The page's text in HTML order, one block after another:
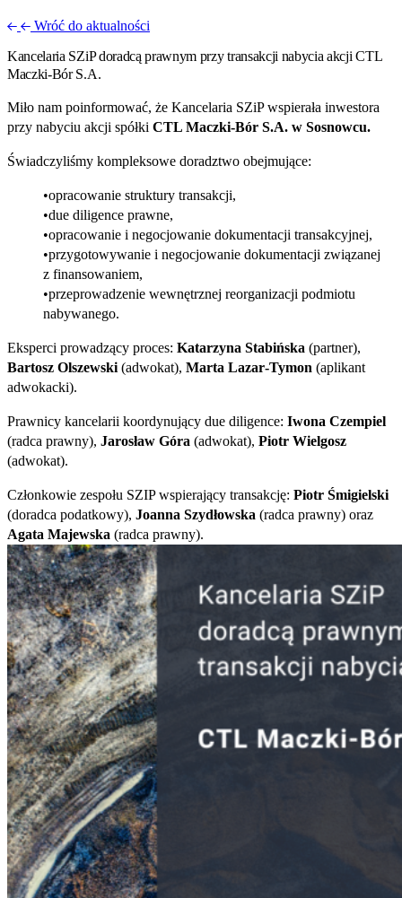
Wróć do aktualności
Kancelaria SZiP doradcą prawnym przy transakcji nabycia akcji CTL
Maczki‑Bór S.A.
Miło nam poinformować, że Kancelaria SZiP wspierała inwestora
przy nabyciu akcji spółki CTL Maczki‑Bór S.A. w Sosnowcu.
Świadczyliśmy kompleksowe doradztwo obejmujące:
opracowanie struktury transakcji,
due diligence prawne,
opracowanie i negocjowanie dokumentacji transakcyjnej,
przygotowywanie i negocjowanie dokumentacji związanej
z finansowaniem,
przeprowadzenie wewnętrznej reorganizacji podmiotu
nabywanego.
Eksperci prowadzący proces: Katarzyna Stabińska (partner),
Bartosz Olszewski (adwokat), Marta Lazar‑Tymon (aplikant
adwokacki).
Prawnicy kancelarii koordynujący due diligence: Iwona Czempiel
(radca prawny), Jarosław Góra (adwokat), Piotr Wielgosz
(adwokat).
Członkowie zespołu SZIP wspierający transakcję: Piotr Śmigielski
(doradca podatkowy), Joanna Szydłowska (radca prawny) oraz
Agata Majewska (radca prawny).